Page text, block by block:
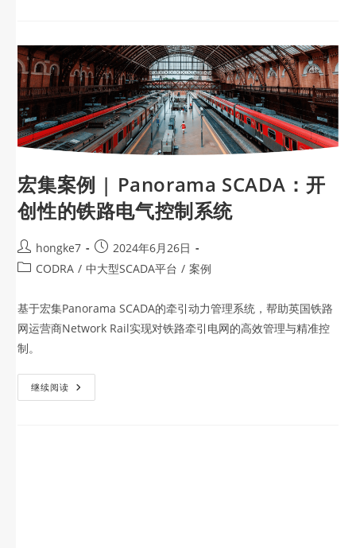
宏集案例 | Panorama SCADA：开
创性的铁路电气控制系统
hongke7
2024年6月26日
CODRA / 中大型SCADA平台 / 案例
基于宏集Panorama SCADA的牵引动力管理系统，帮助英国铁路
网运营商Network Rail实现对铁路牵引电网的高效管理与精准控
制。
继续阅读